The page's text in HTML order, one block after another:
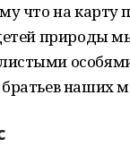
что на карту
природы
наших